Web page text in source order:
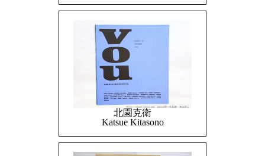
北園克衛
Katsue Kitasono